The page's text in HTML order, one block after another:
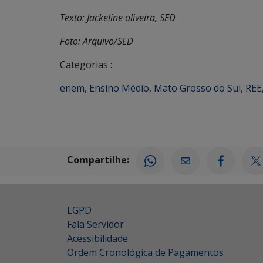
Texto: Jackeline oliveira, SED
Foto: Arquivo/SED
Categorias :
enem, Ensino Médio, Mato Grosso do Sul, REE
Compartilhe:
LGPD
Fala Servidor
Acessibilidade
Ordem Cronológica de Pagamentos